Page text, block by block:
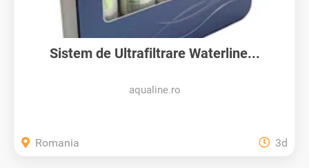
Sistem de Ultrafiltrare Waterline...
aqualine.ro
Romania 3d